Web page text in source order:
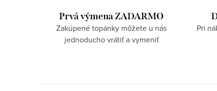
Prvá výmena ZADARMO
Zakúpené topánky môžete u nás
jednoducho vrátiť a vymeniť
Pri